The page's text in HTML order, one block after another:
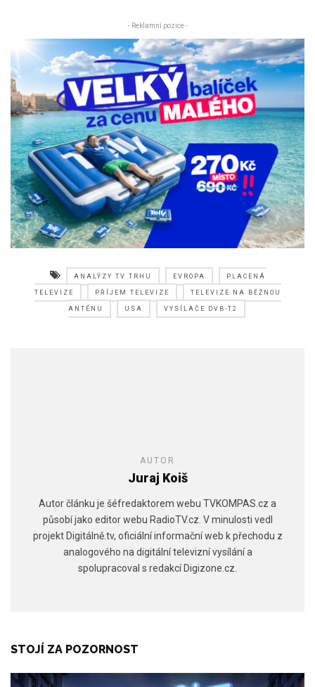
- Reklamní pozice -
ANALÝZY TV TRHU EVROPA PLACENÁ
TELEVIZE PŘÍJEM TELEVIZE TELEVIZE NA BĚŽNOU
ANTÉNU USA VYSÍLAČE DVB-T2
AUTOR
Juraj Koiš
Autor článku je šéfredaktorem webu TVKOMPAS.cz a
působí jako editor webu RadioTV.cz. V minulosti vedl
projekt Digitálně.tv, oficiální informační web k přechodu z
analogového na digitální televizní vysílání a
spolupracoval s redakcí Digizone.cz.
STOJÍ ZA POZORNOST